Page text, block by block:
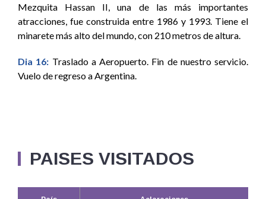
Mezquita Hassan II, una de las más importantes
atracciones, fue construida entre 1986 y 1993. Tiene el
minarete más alto del mundo, con 210 metros de altura.
Dia 16: Traslado a Aeropuerto. Fin de nuestro servicio.
Vuelo de regreso a Argentina.
PAISES VISITADOS